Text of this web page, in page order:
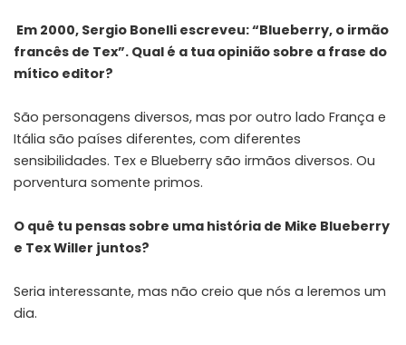
Em 2000, Sergio Bonelli escreveu: “Blueberry, o irmão
francês de Tex”. Qual é a tua opinião sobre a frase do
mítico editor?
São personagens diversos, mas por outro lado França e
Itália são países diferentes, com diferentes
sensibilidades. Tex e Blueberry são irmãos diversos. Ou
porventura somente primos.
O quê tu pensas sobre uma história de Mike Blueberry
e Tex Willer juntos?
Seria interessante, mas não creio que nós a leremos um
dia.